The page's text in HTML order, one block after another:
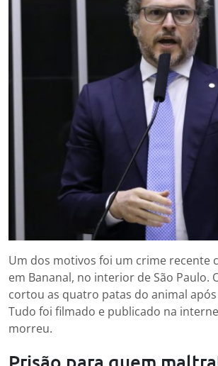
Um dos motivos foi um crime recente
em Bananal, no interior de São Paulo.
cortou as quatro patas do animal
Tudo foi filmado e publicado na
morreu.
Prisão para quem